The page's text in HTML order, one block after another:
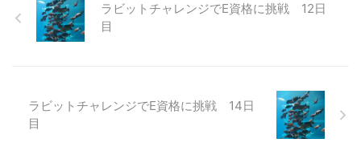
ラビットチャレンジでE資格に挑戦 12日
目
ラビットチャレンジでE資格に挑戦 14日
目